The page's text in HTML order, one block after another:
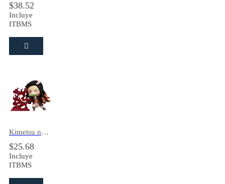
$38.52
Incluye
ITBMS
Kimetsu no Yaiba Nezuko Kamado Hold Figure
$25.68
Incluye
ITBMS